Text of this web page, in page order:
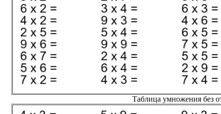
Таблица умножения без